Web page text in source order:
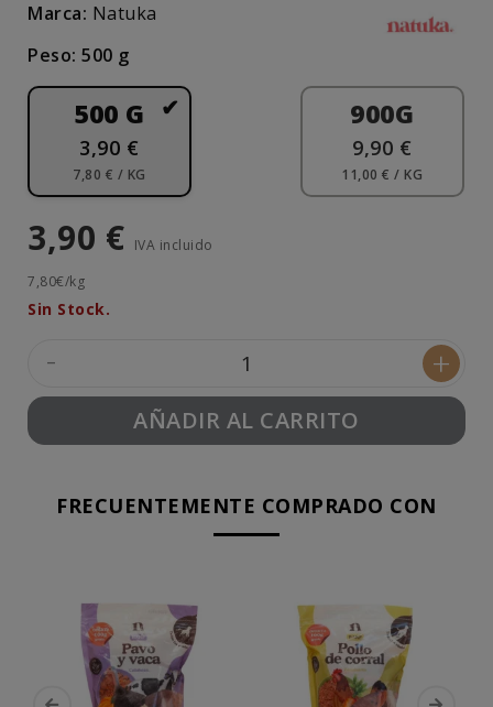
Marca: Natuka
Peso: 500 g
500 G
3,90 €
7,80 € / KG
900G
9,90 €
11,00 € / KG
3,90 € IVA incluido
7,80€/kg
Sin Stock.
- +
AÑADIR AL CARRITO
FRECUENTEMENTE COMPRADO CON